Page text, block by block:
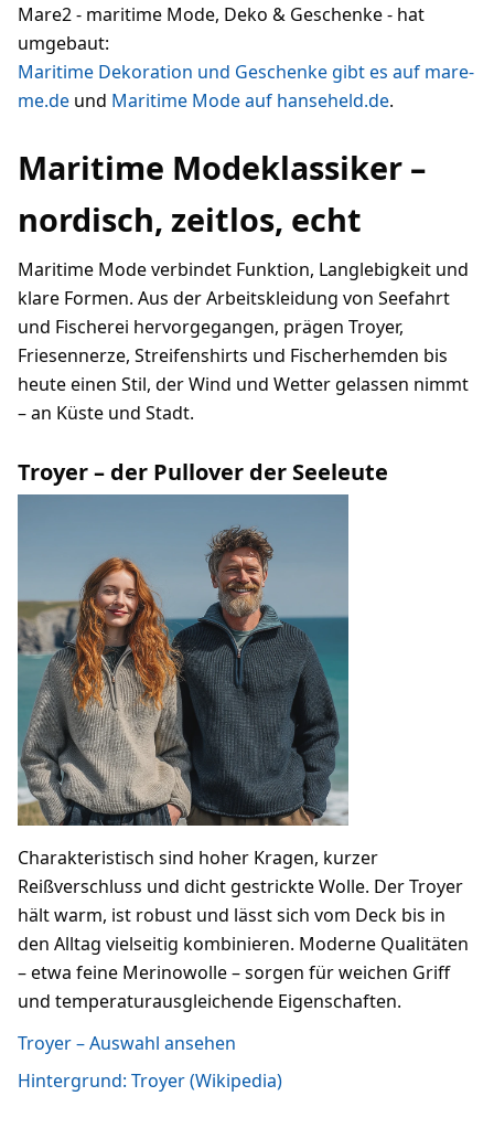
Mare2 - maritime Mode, Deko & Geschenke - hat
umgebaut:
Maritime Dekoration und Geschenke gibt es auf mare-
me.de und Maritime Mode auf hanseheld.de.
Maritime Modeklassiker –
nordisch, zeitlos, echt
Maritime Mode verbindet Funktion, Langlebigkeit und
klare Formen. Aus der Arbeitskleidung von Seefahrt
und Fischerei hervorgegangen, prägen Troyer,
Friesennerze, Streifenshirts und Fischerhemden bis
heute einen Stil, der Wind und Wetter gelassen nimmt
– an Küste und Stadt.
Troyer – der Pullover der Seeleute
Charakteristisch sind hoher Kragen, kurzer
Reißverschluss und dicht gestrickte Wolle. Der Troyer
hält warm, ist robust und lässt sich vom Deck bis in
den Alltag vielseitig kombinieren. Moderne Qualitäten
– etwa feine Merinowolle – sorgen für weichen Griff
und temperaturausgleichende Eigenschaften.
Troyer – Auswahl ansehen
Hintergrund: Troyer (Wikipedia)